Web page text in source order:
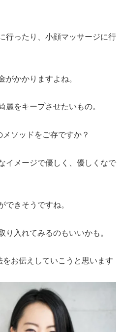
行ったり、小顔マッサージに行
がかかりますよね。
麗をキープさせたいもの。
メソッドをご存ですか？
イメージで優しく、優しくなで
できそうですね。
り入れてみるのもいいかも。
をお伝えしていこうと思います